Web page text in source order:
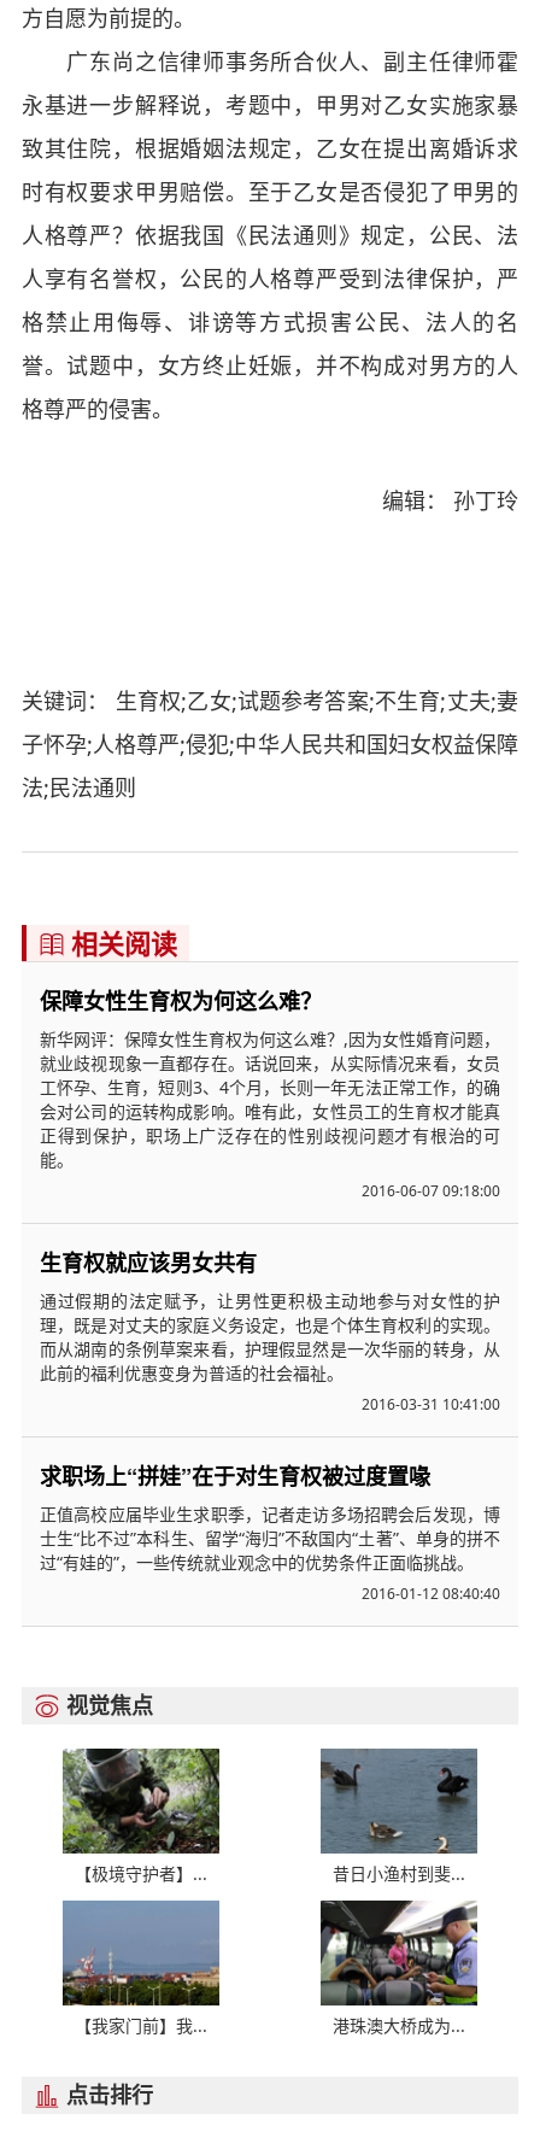
方自愿为前提的。
广东尚之信律师事务所合伙人、副主任律师霍
永基进一步解释说，考题中，甲男对乙女实施家暴
致其住院，根据婚姻法规定，乙女在提出离婚诉求
时有权要求甲男赔偿。至于乙女是否侵犯了甲男的
人格尊严？依据我国《民法通则》规定，公民、法
人享有名誉权，公民的人格尊严受到法律保护，严
格禁止用侮辱、诽谤等方式损害公民、法人的名
誉。试题中，女方终止妊娠，并不构成对男方的人
格尊严的侵害。
编辑： 孙丁玲
关键词： 生育权;乙女;试题参考答案;不生育;丈夫;妻
子怀孕;人格尊严;侵犯;中华人民共和国妇女权益保障
法;民法通则
 相关阅读
保障女性生育权为何这么难？
新华网评：保障女性生育权为何这么难？,因为女性婚育问题，
就业歧视现象一直都存在。话说回来，从实际情况来看，女员
工怀孕、生育，短则3、4个月，长则一年无法正常工作，的确
会对公司的运转构成影响。唯有此，女性员工的生育权才能真
正得到保护，职场上广泛存在的性别歧视问题才有根治的可
能。
2016-06-07 09:18:00
生育权就应该男女共有
通过假期的法定赋予，让男性更积极主动地参与对女性的护
理，既是对丈夫的家庭义务设定，也是个体生育权利的实现。
而从湖南的条例草案来看，护理假显然是一次华丽的转身，从
此前的福利优惠变身为普适的社会福祉。
2016-03-31 10:41:00
求职场上“拼娃”在于对生育权被过度置喙
正值高校应届毕业生求职季，记者走访多场招聘会后发现，博
士生“比不过”本科生、留学“海归”不敌国内“土著”、单身的拼不
过“有娃的”，一些传统就业观念中的优势条件正面临挑战。
2016-01-12 08:40:40
 视觉焦点
【极境守护者】... 昔日小渔村到斐...
【我家门前】我... 港珠澳大桥成为...
 点击排行